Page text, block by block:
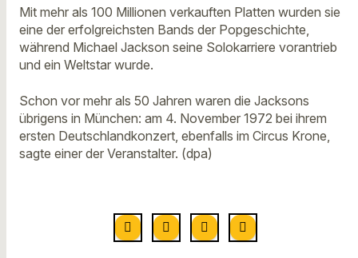
Mit mehr als 100 Millionen verkauften Platten wurden sie
eine der erfolgreichsten Bands der Popgeschichte,
während Michael Jackson seine Solokarriere vorantrieb
und ein Weltstar wurde.
Schon vor mehr als 50 Jahren waren die Jacksons
übrigens in München: am 4. November 1972 bei ihrem
ersten Deutschlandkonzert, ebenfalls im Circus Krone,
sagte einer der Veranstalter. (dpa)